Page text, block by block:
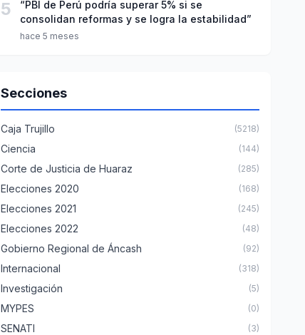
5
“PBI de Perú podría superar 5% si se
consolidan reformas y se logra la estabilidad”
hace 5 meses
Secciones
Caja Trujillo (5218)
Ciencia (144)
Corte de Justicia de Huaraz (285)
Elecciones 2020 (168)
Elecciones 2021 (245)
Elecciones 2022 (48)
Gobierno Regional de Áncash (92)
Internacional (318)
Investigación (5)
MYPES (0)
SENATI (3)